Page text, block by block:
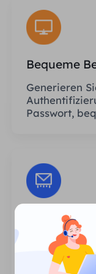
Bequeme
Generieren
Passwort,
Es gibt
Anzahl der